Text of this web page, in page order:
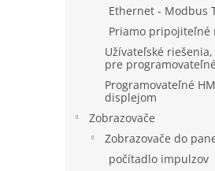
Ethernet - Modbus
Priamo pripojiteľné
Užívateľské
pre
Programovateľné
displejom
Zobrazovače
Zobrazovače do
počítadlo impulzov